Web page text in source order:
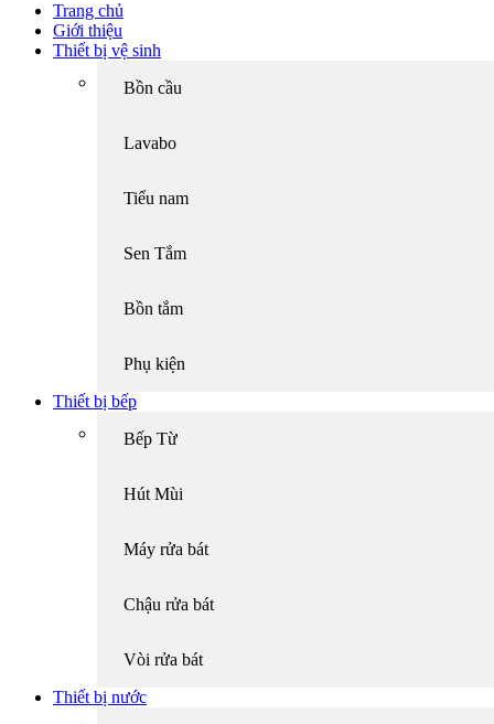
Trang chủ
Giới thiệu
Thiết bị vệ sinh
Bồn cầu
Lavabo
Tiểu nam
Sen Tắm
Bồn tắm
Phụ kiện
Thiết bị bếp
Bếp Từ
Hút Mùi
Máy rửa bát
Chậu rửa bát
Vòi rửa bát
Thiết bị nước